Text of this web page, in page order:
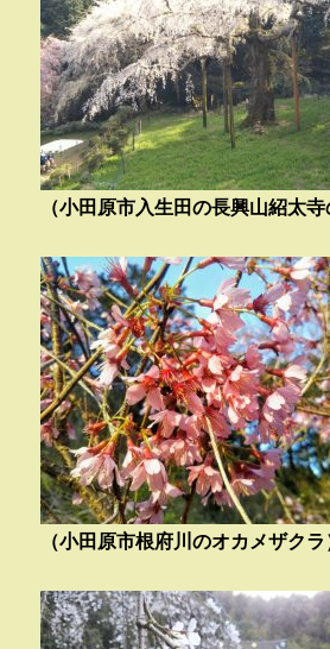
（小田原市入生田の長興山紹太寺
（小田原市根府川のオカメザクラ